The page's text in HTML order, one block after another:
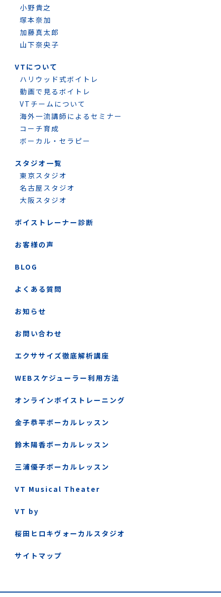
小野貴之
塚本奈加
加藤真太郎
山下奈央子
VTについて
ハリウッド式ボイトレ
動画で見るボイトレ
VTチームについて
海外一流講師によるセミナー
コーチ育成
ボーカル・セラピー
スタジオ一覧
東京スタジオ
名古屋スタジオ
大阪スタジオ
ボイストレーナー診断
お客様の声
BLOG
よくある質問
お知らせ
お問い合わせ
エクササイズ徹底解析講座
WEBスケジューラー利用方法
オンラインボイストレーニング
金子恭平ボーカルレッスン
鈴木陽香ボーカルレッスン
三浦優子ボーカルレッスン
VT Musical Theater
VT by
桜田ヒロキヴォーカルスタジオ
サイトマップ